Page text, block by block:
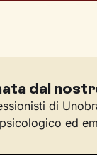
dal
di
ed